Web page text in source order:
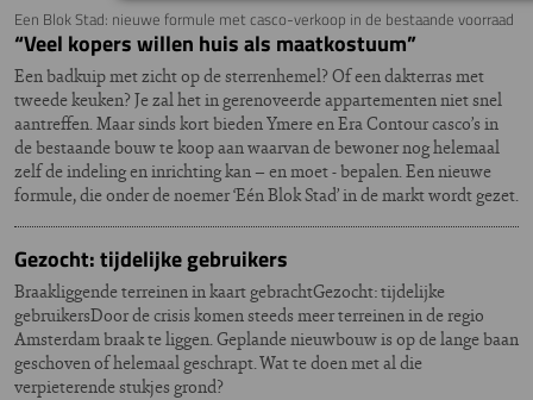
Een Blok Stad: nieuwe formule met casco-verkoop in de bestaande voorraad
“Veel kopers willen huis als maatkostuum”
Een badkuip met zicht op de sterrenhemel? Of een dakterras met
tweede keuken? Je zal het in gerenoveerde appartementen niet snel
aantreffen. Maar sinds kort bieden Ymere en Era Contour casco’s in
de bestaande bouw te koop aan waarvan de bewoner nog helemaal
zelf de indeling en inrichting kan – en moet - bepalen. Een nieuwe
formule, die onder de noemer ‘Eén Blok Stad’ in de markt wordt gezet.
Gezocht: tijdelijke gebruikers
Braakliggende terreinen in kaart gebrachtGezocht: tijdelijke
gebruikersDoor de crisis komen steeds meer terreinen in de regio
Amsterdam braak te liggen. Geplande nieuwbouw is op de lange baan
geschoven of helemaal geschrapt. Wat te doen met al die
verpieterende stukjes grond?